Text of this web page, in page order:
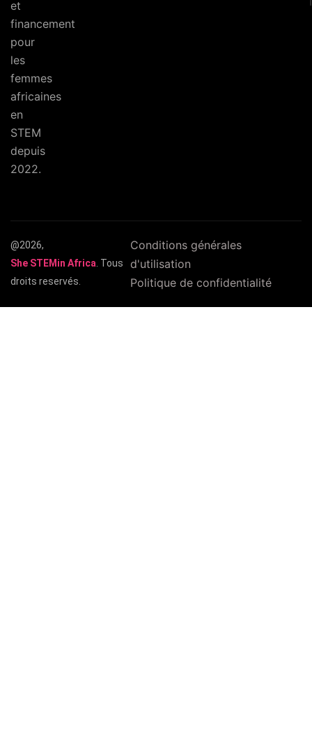
et
financement
pour
les
femmes
africaines
en
STEM
depuis
2022.
@2026,
She STEMin Africa . Tous
droits reservés.
Conditions générales
d'utilisation
Politique de confidentialité